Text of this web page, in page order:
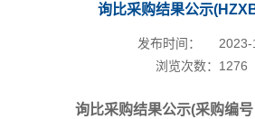
询比采购结果公示
发布时间：
浏览次数： 1276
询比采购结果公示(采购编